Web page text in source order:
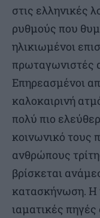
στις ελληνικές
ρυθμούς που
ηλικιωμένοι
πρωταγωνιστές
Επηρεασμένοι
καλοκαιρινή
πολύ πιο
κοινωνικό τους
ανθρώπους
βρίσκεται
κατασκήνωση. Η
ιαματικές